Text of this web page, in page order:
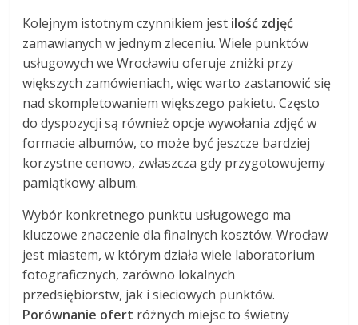
Kolejnym istotnym czynnikiem jest ilość zdjęć
zamawianych w jednym zleceniu. Wiele punktów
usługowych we Wrocławiu oferuje zniżki przy
większych zamówieniach, więc warto zastanowić się
nad skompletowaniem większego pakietu. Często
do dyspozycji są również opcje wywołania zdjęć w
formacie albumów, co może być jeszcze bardziej
korzystne cenowo, zwłaszcza gdy przygotowujemy
pamiątkowy album.
Wybór konkretnego punktu usługowego ma
kluczowe znaczenie dla finalnych kosztów. Wrocław
jest miastem, w którym działa wiele laboratorium
fotograficznych, zarówno lokalnych
przedsiębiorstw, jak i sieciowych punktów.
Porównanie ofert różnych miejsc to świetny